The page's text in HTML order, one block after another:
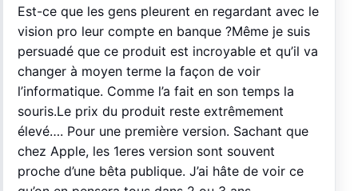
Est-ce que les gens pleurent en regardant avec le
vision pro leur compte en banque ?Même je suis
persuadé que ce produit est incroyable et qu’il va
changer à moyen terme la façon de voir
l’informatique. Comme l’a fait en son temps la
souris.Le prix du produit reste extrêmement
élevé…. Pour une première version. Sachant que
chez Apple, les 1eres version sont souvent
proche d’une bêta publique. J’ai hâte de voir ce